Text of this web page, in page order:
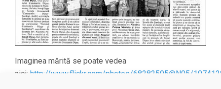
Imaginea mărită se poate vedea
aici: http://www.flickr.com/photos/68282595@N05/